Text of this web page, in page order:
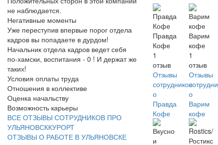
не наблюдается.
Негативные моменты
Уже переступив впервые порог отдела
кадров вы попадаете в дурдом!
Начальник отдела кадров ведет себя
по-хамски, воспитания - 0 ! И держат же
таких!
Условия оплаты труда
Отношения в коллективе
Оценка начальству
Возможность карьеры
ВСЕ ОТЗЫВЫ СОТРУДНИКОВ ПРО
УЛЬЯНОВСККУРОРТ
ОТЗЫВЫ О РАБОТЕ В УЛЬЯНОВСКЕ
Правда
Кофе
1
отзыв
Отзывы
сотрудников
о
Правда
Кофе
Варим
кофе
1
отзыв
Отзывы
о
Варим
кофе